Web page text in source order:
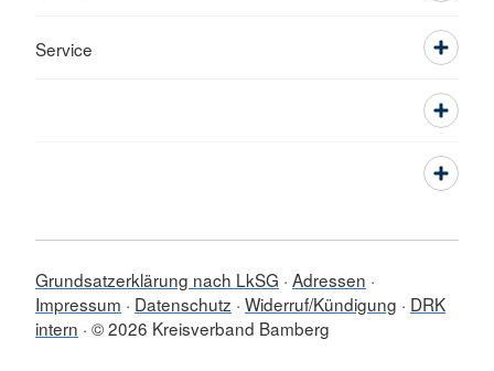
Service
Grundsatzerklärung nach LkSG Adressen
Impressum
Datenschutz Widerruf/Kündigung
DRK
intern © 2026 Kreisverband Bamberg